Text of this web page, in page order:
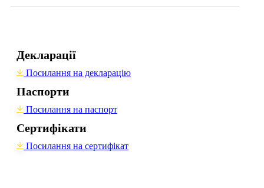
Декларації
Посилання на декларацію
Паспорти
Посилання на паспорт
Сертифікати
Посилання на сертифікат